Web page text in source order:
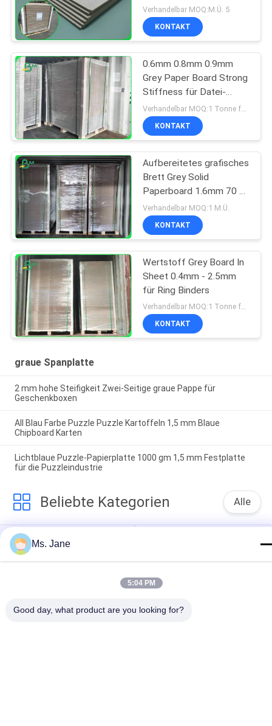
Format 70*100cm
Verhandelbar MOQ:M.Ü. 5
KONTAKT
0.6mm 0.8mm 0.9mm
Grey Paper Board Strong
Stiffness für Datei-
Ordner
KONTAKT
Aufbereitetes grafisches
Brett Grey Solid
Paperboard 1.6mm 70 x
100cm
Verhandelbar MOQ:1 M.Ü.
KONTAKT
Wertstoff Grey Board In
Sheet 0.4mm - 2.5mm
für Ring Binders
Verhandelbar MOQ:1 Tonne für allgemeine Größe u. 10 Tonnen für Sondergröße
KONTAKT
graue Spanplatte
2 mm hohe Steifigkeit Zwei-Seitige graue Pappe für
Geschenkboxen
All Blau Farbe Puzzle Puzzle Kartoffeln 1,5 mm Blaue
Chipboard Karten
Lichtblaue Puzzle-Papierplatte 1000 gm 1,5 mm Festplatte
für die Puzzleindustrie
Beliebte Kategorien Alle
Unbeschichtetes
Woodfree-Papier
Papier-Rolle
Glattes
PETgestrichenes
Ms. Jane
5:04 PM
Good day, what product are you looking for?